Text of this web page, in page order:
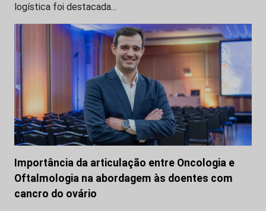
logística foi destacada…
Importância da articulação entre Oncologia e
Oftalmologia na abordagem às doentes com
cancro do ovário